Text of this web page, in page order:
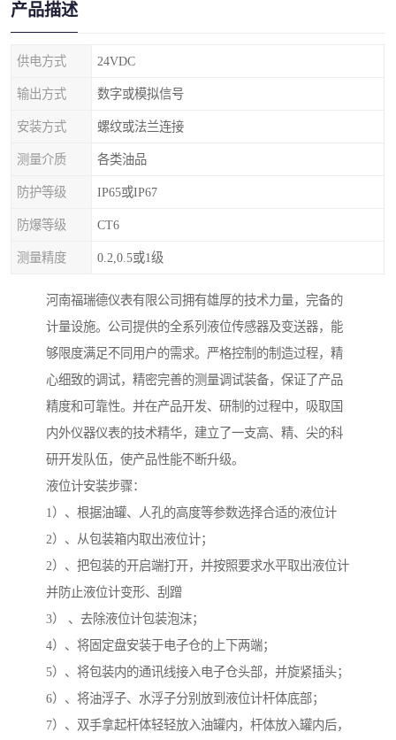
产品描述
供电方式 24VDC
输出方式 数字或模拟信号
安装方式 螺纹或法兰连接
测量介质 各类油品
防护等级 IP65或IP67
防爆等级 CT6
测量精度 0.2,0.5或1级
河南福瑞德仪表有限公司拥有雄厚的技术力量，完备的
计量设施。公司提供的全系列液位传感器及变送器，能
够限度满足不同用户的需求。严格控制的制造过程，精
心细致的调试，精密完善的测量调试装备，保证了产品
精度和可靠性。并在产品开发、研制的过程中，吸取国
内外仪器仪表的技术精华，建立了一支高、精、尖的科
研开发队伍，使产品性能不断升级。
液位计安装步骤：
1）、根据油罐、人孔的高度等参数选择合适的液位计
2）、从包装箱内取出液位计；
2）、把包装的开启端打开，并按照要求水平取出液位计
并防止液位计变形、刮蹭
3） 、去除液位计包装泡沫；
4）、将固定盘安装于电子仓的上下两端；
5）、将包装内的通讯线接入电子仓头部，并旋紧插头；
6）、将油浮子、水浮子分别放到液位计杆体底部；
7）、双手拿起杆体轻轻放入油罐内，杆体放入罐内后，